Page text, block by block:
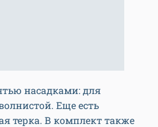
насадками: для
Еще есть
терка. В комплект также